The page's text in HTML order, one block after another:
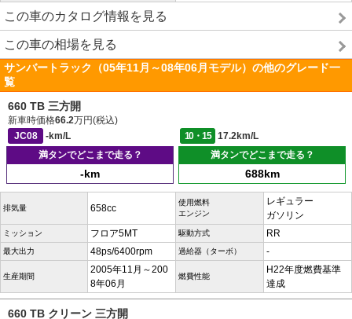
この車のカタログ情報を見る
この車の相場を見る
サンバートラック（05年11月～08年06月モデル）の他のグレード一
覧
660 TB 三方開
新車時価格66.2万円(税込)
JC08
-km/L 10・15
17.2km/L
満タンでどこまで走る？
-km
満タンでどこまで走る？
688km
排気量 658cc
使用燃料
エンジン
レギュラー
ガソリン
ミッション フロア5MT 駆動方式 RR
最大出力 48ps/6400rpm 過給器（ターボ） -
生産期間
2005年11月～200
8年06月
燃費性能
H22年度燃費基準
達成
660 TB クリーン 三方開